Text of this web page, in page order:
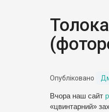
Опубліковано
Вчора наш сайт
«цвинтарний»